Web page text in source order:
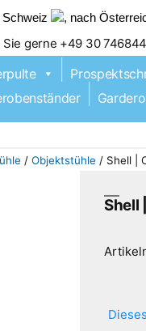
Schweiz , nach
Sie gerne +49 30
/ Objektstühle / Shell |
Shell